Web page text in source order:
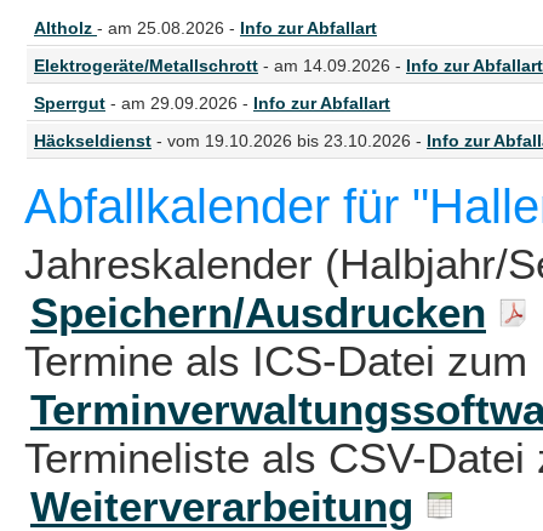
Altholz - am 25.08.2026 - Info zur Abfallart
Elektrogeräte/Metallschrott - am 14.09.2026 - Info zur Abfallart
Sperrgut - am 29.09.2026 - Info zur Abfallart
Häckseldienst - vom 19.10.2026 bis 23.10.2026 - Info zur
Abfallkalender für
Jahreskalender (Halbjahr/
Speichern/Ausdrucken
Termine als ICS-Datei zum
Termineliste als CSV-
Weiterverarbeitung